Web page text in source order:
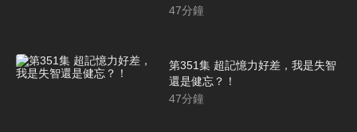
47分鐘
第351集 超記憶力好差，我是失智
還是健忘？！
47分鐘